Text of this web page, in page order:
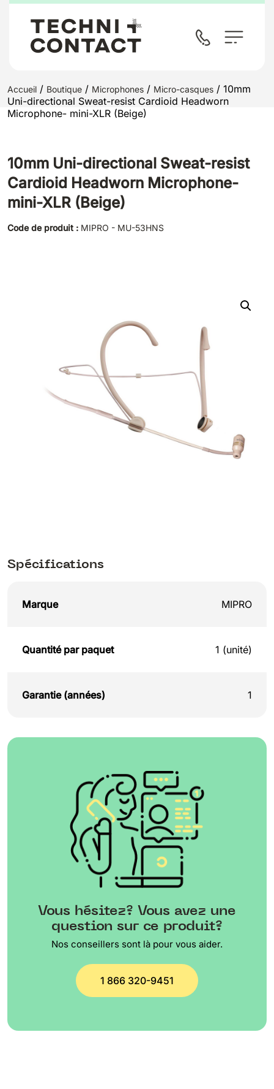
Accueil / Boutique / Microphones / Micro-casques / 10mm
Uni-directional Sweat-resist Cardioid Headworn
Microphone- mini-XLR (Beige)
10mm Uni-directional Sweat-resist
Cardioid Headworn Microphone-
mini-XLR (Beige)
Code de produit : MIPRO - MU-53HNS
Spécifications
Marque MIPRO
Quantité par paquet 1 (unité)
Garantie (années) 1
Vous hésitez? Vous avez une
question sur ce produit?
Nos conseillers sont là pour vous aider.
1 866 320-9451